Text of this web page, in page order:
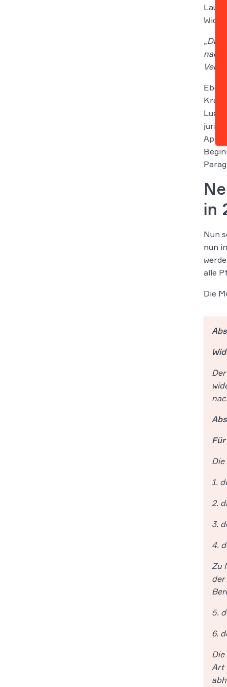
Laut
„Die
nach
Eben
April
in
Nun
nun
alle
Die
1.
2.
3.
4.
Zu
der
5.
6.
Art